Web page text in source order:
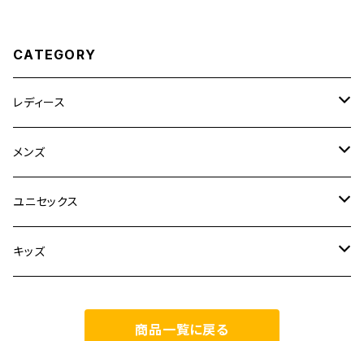
CATEGORY
レディース
CLANE
TOPS
BOTTOMS
TEN.
ETRE TOKYO
メンズ
FUJITO
TOPS
CURLY
ユニセックス
20/80
キッズ
商品一覧に戻る